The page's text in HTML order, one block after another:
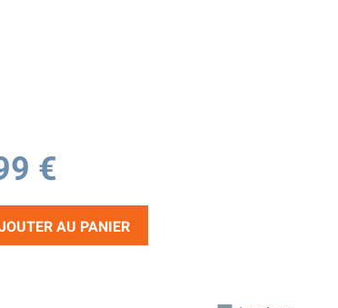
€
AU PANIER